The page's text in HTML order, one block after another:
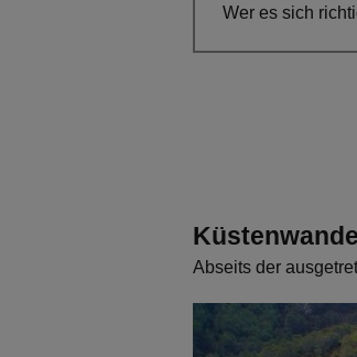
Wer es sich
Abseits der